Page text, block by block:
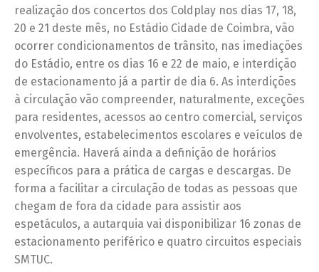
realização dos concertos dos Coldplay nos dias 17, 18,
20 e 21 deste mês, no Estádio Cidade de Coimbra, vão
ocorrer condicionamentos de trânsito, nas imediações
do Estádio, entre os dias 16 e 22 de maio, e interdição
de estacionamento já a partir de dia 6. As interdições
à circulação vão compreender, naturalmente, exceções
para residentes, acessos ao centro comercial, serviços
envolventes, estabelecimentos escolares e veículos de
emergência. Haverá ainda a definição de horários
específicos para a prática de cargas e descargas. De
forma a facilitar a circulação de todas as pessoas que
chegam de fora da cidade para assistir aos
espetáculos, a autarquia vai disponibilizar 16 zonas de
estacionamento periférico e quatro circuitos especiais
SMTUC.